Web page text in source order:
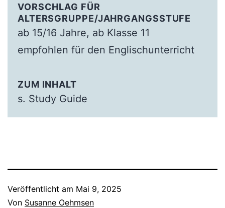
VORSCHLAG FÜR
ALTERSGRUPPE/JAHRGANGSSTUFE
ab 15/16 Jahre, ab Klasse 11
empfohlen für den Englischunterricht
ZUM INHALT
s. Study Guide
Veröffentlicht am Mai 9, 2025
Von Susanne Oehmsen